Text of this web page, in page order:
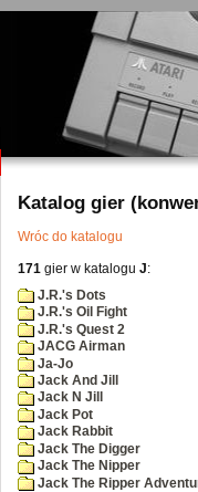
Katalog gier
Wróc do katalogu
171 gier w katalogu J:
J.R.'s Dots
J.R.'s Oil Fight
J.R.'s Quest 2
JACG Airman
Ja-Jo
Jack And Jill
Jack N Jill
Jack Pot
Jack Rabbit
Jack The Digger
Jack The Nipper
Jack The Ripper